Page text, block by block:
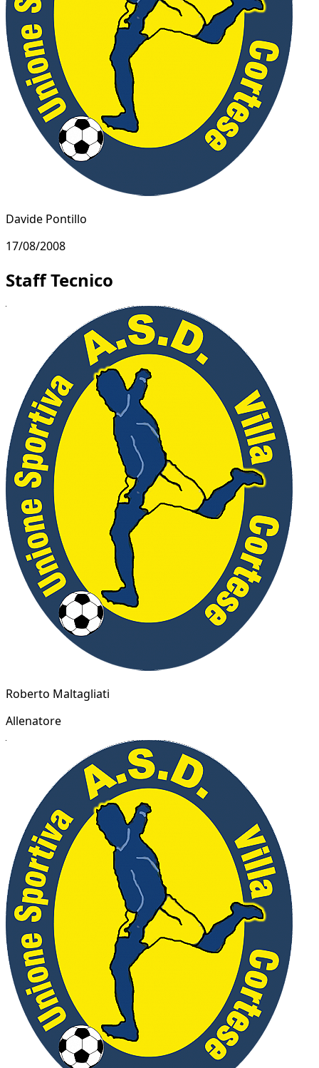
Davide Pontillo
17/08/2008
Staff Tecnico
Roberto Maltagliati
Allenatore